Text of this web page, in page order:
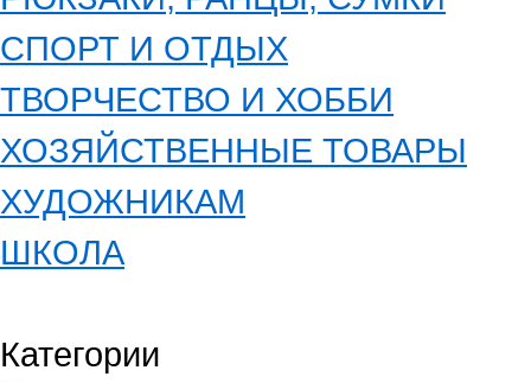
СПОРТ И ОТДЫХ
ТВОРЧЕСТВО И ХОББИ
ХОЗЯЙСТВЕННЫЕ ТОВАРЫ
ХУДОЖНИКАМ
ШКОЛА
Категории